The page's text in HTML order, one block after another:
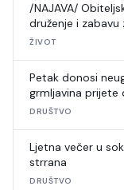
/NAJAVA/
druženje i zabavu
ŽIVOT
Petak donosi
grmljavina prijete
DRUŠTVO
Ljetna večer u
strrana
DRUŠTVO